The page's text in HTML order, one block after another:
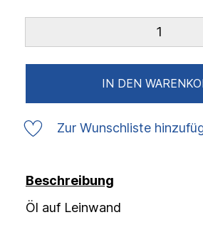
IN DEN
Zur Wunschliste
Beschreibung
Öl auf Leinwand